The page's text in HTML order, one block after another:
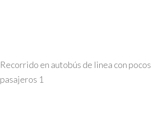
Recorrido en autobús de linea con pocos
pasajeros 1